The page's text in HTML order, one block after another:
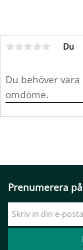
Du
Prenumerera